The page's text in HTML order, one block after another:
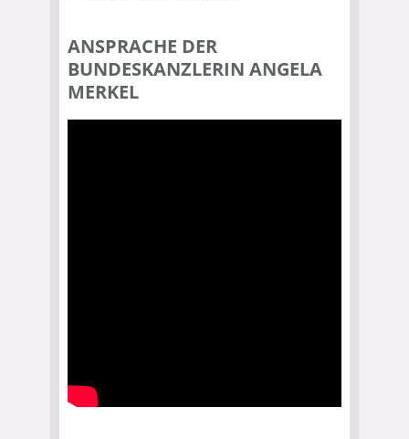
ANSPRACHE DER
BUNDESKANZLERIN ANGELA
MERKEL